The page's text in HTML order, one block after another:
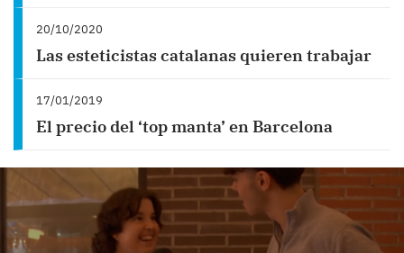
20/10/2020
Las esteticistas catalanas quieren trabajar
17/01/2019
El precio del ‘top manta’ en Barcelona